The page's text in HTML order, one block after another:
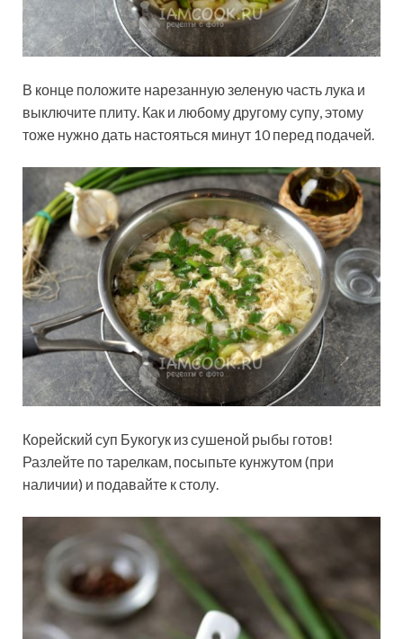
В конце положите нарезанную зеленую часть лука и
выключите плиту. Как и любому другому супу, этому
тоже нужно дать настояться минут 10 перед подачей.
Корейский суп Букогук из сушеной рыбы готов!
Разлейте по тарелкам, посыпьте кунжутом (при
наличии) и подавайте к столу.